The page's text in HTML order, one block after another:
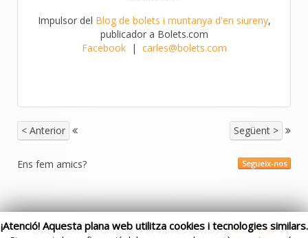
Impulsor del Blog de bolets i muntanya d'en siureny,
publicador a Bolets.com
Facebook| carles@bolets.com
< Anterior Següent >
Segueix-nos
Ens fem amics?
Bolets.com | Contacte: Per xarxes socials |Politica de
¡Atenció! Aquesta plana web utilitza cookies i tecnologies similars.